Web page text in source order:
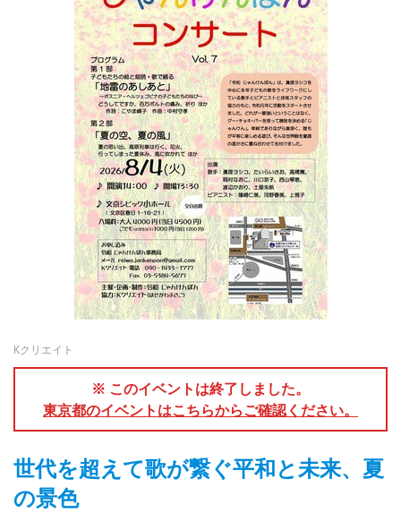
Kクリエイト
※ このイベントは終了しました。
東京都のイベントはこちらからご確認ください。
世代を超えて歌が繋ぐ平和と未来、夏
の景色